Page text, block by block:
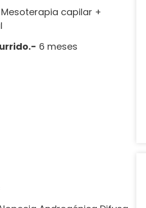
Mesoterapia capilar +
6 meses